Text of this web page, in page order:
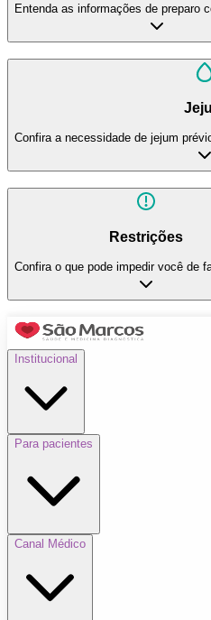
Entenda as informações de preparo
Confira a necessidade de jejum
Restrições
Confira o que pode impedir você de
Institucional
Para pacientes
Canal Médico